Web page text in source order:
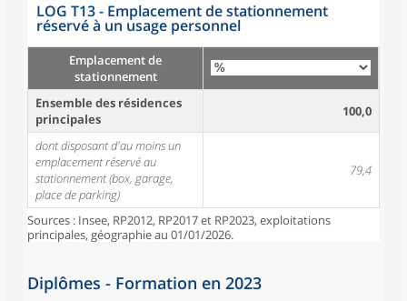
LOG T13 - Emplacement de stationnement
réservé à un usage personnel
Emplacement de
stationnement
Ensemble des résidences
principales
100,0
dont disposant d'au moins un
emplacement réservé au
stationnement (box, garage,
place de parking)
79,4
Sources : Insee, RP2012, RP2017 et RP2023, exploitations
principales, géographie au 01/01/2026.
Diplômes - Formation en 2023